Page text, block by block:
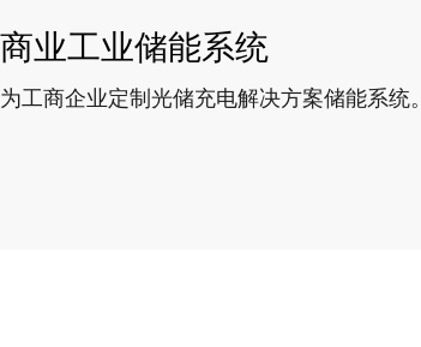
商业工业储能系统
为工商企业定制光储充电解决方案储能系统。